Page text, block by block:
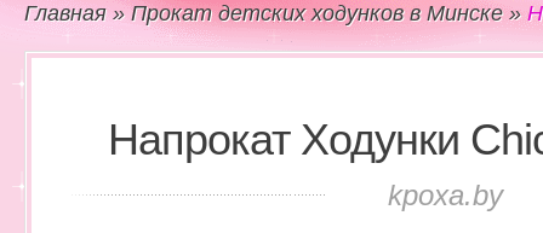
Главная » Прокат детских ходунков в Минске »
Напрокат Ходунки
kpoxa.by